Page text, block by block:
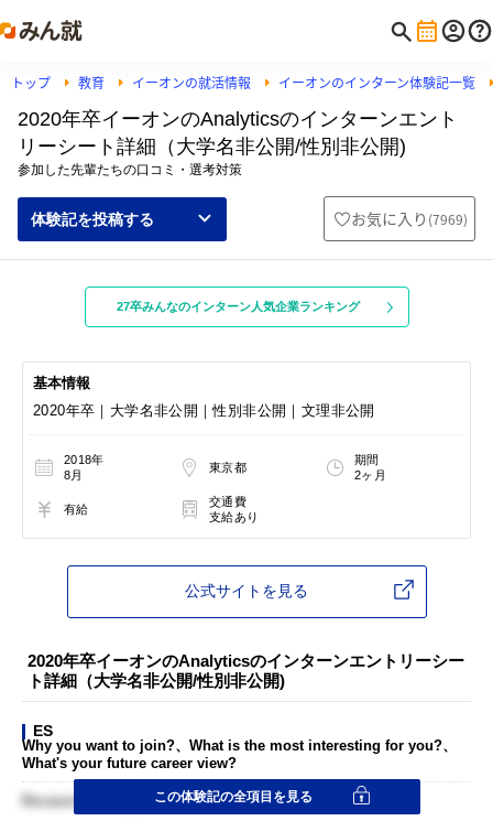
トップ 教育 イーオンの就活情報 イーオンのインターン体験記一覧
2020年卒イーオンのAnalyticsのインターンエント
リーシート詳細（大学名非公開/性別非公開)
参加した先輩たちの口コミ・選考対策
体験記を投稿する お気に入り (7969)
27卒みんなのインターン人気企業ランキング
基本情報
2020年卒｜大学名非公開｜性別非公開｜文理非公開
2018年
8月
東京都
期間
2ヶ月
有給
交通費
支給あり
公式サイトを見る
2020年卒イーオンのAnalyticsのインターンエントリーシー
ト詳細（大学名非公開/性別非公開)
ES
Why you want to join?、What is the most interesting for you?、
What's your future career view?
Because I am eager to lean new stuff
この体験記の全項目を見る